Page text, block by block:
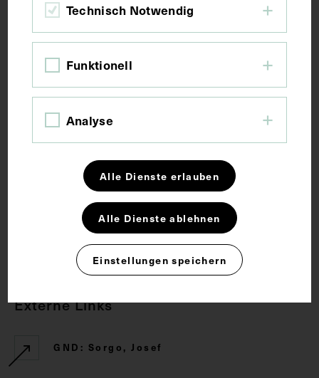
Bildmaß 13,9 x 9 cm
Schlagwörter
Frauen in der Medizin
Lungenheilstätte
CC BY-NC-SA 4.0
Externe Links
GND: Sorgo, Josef
Technisch Notwendig
Funktionell
Analyse
Alle Dienste erlauben
Alle Dienste ablehnen
Einstellungen speichern